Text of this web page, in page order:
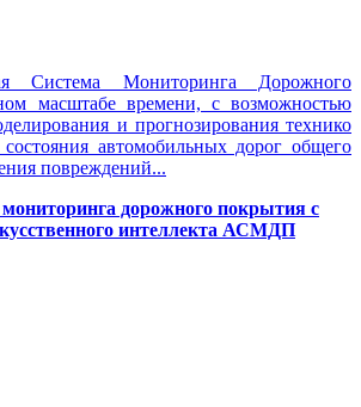
Система Мониторинга Дорожного
масштабе времени, с возможностью
и прогнозирования технико
состояния автомобильных дорог общего
повреждений...
дорожного покрытия с
интеллекта АСМДП